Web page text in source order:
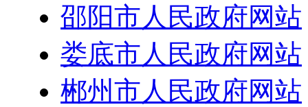
邵阳市人民政府网站
娄底市人民政府网站
郴州市人民政府网站